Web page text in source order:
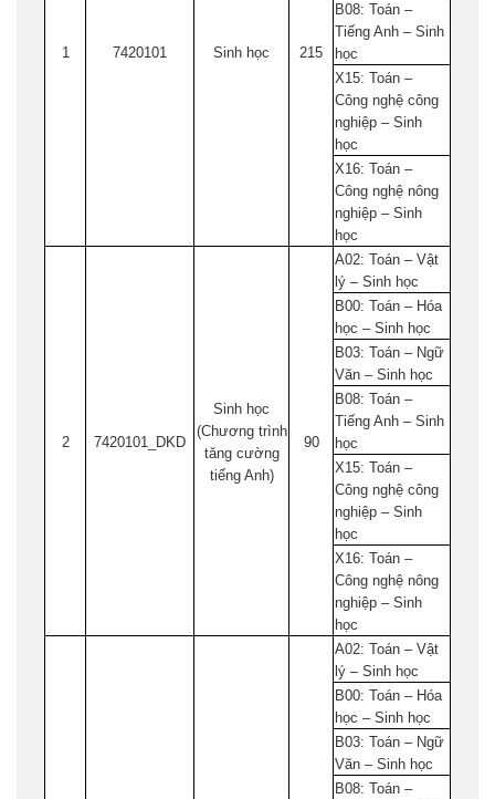
1 7420101 Sinh học 215
B08: Toán –
Tiếng Anh – Sinh
học
X15: Toán –
Công nghệ công
nghiệp – Sinh
học
X16: Toán –
Công nghệ nông
nghiệp – Sinh
học
2 7420101_DKD
Sinh học
(Chương trình
tăng cường
tiếng Anh)
90
A02: Toán – Vật
lý – Sinh học
B00: Toán – Hóa
học – Sinh học
B03: Toán – Ngữ
Văn – Sinh học
B08: Toán –
Tiếng Anh – Sinh
học
X15: Toán –
Công nghệ công
nghiệp – Sinh
học
X16: Toán –
Công nghệ nông
nghiệp – Sinh
học
A02: Toán – Vật
lý – Sinh học
B00: Toán – Hóa
học – Sinh học
B03: Toán – Ngữ
Văn – Sinh học
B08: Toán –